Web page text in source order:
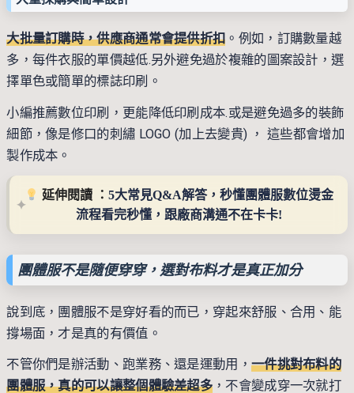
大批量訂購時，供應商通常會提供折扣 。例如，訂購數量越
多，每件衣服的單價越低.另外避免過於複雜的圖案設計，選
擇單色或簡單的標誌印刷。
小編推薦數位印刷，更能降低印刷成本.或是避免過多的裝飾
細節，像是修口的刺繡 LOGO (加上去變貴) ， 這些都會增加
製作成本。
延伸閱讀 ： 5大常見Q&A解答，秒懂團體服數位燙金
流程看完秒懂，跟廠商溝通不在卡卡!
團體服不是隨便穿穿，選對布料才是真正加分
說到底，團體服不是穿好看的而已，穿起來舒服、合用、能
撐場面，才是真的有價值。
不管你們是辦活動、跑業務、還是運動用， 一件挑對布料的
團體服，真的可以讓整個體驗差超多 ，不會變成穿一次就打